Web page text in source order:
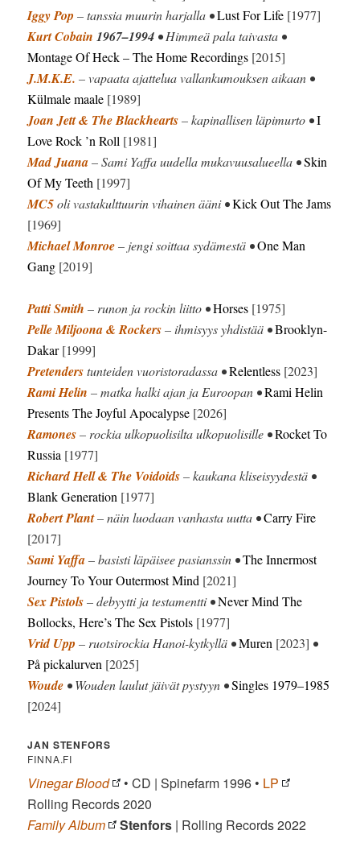
Iggy Pop – tanssia muurin harjalla •Lust For Life [1977]
Kurt Cobain 1967–1994 • Himmeä pala taivasta •
Montage Of Heck– The Home Recordings [2015]
J.M.K.E. – vapaata ajattelua vallankumouksen aikaan •
Külmale maale [1989]
Joan Jett & The Blackhearts– kapinallisen läpimurto •I
Love Rock ’n Roll [1981]
Mad Juana– Sami Yaffa uudella mukavuusalueella •Skin
Of My Teeth [1997]
MC5oli vastakulttuurin vihainen ääni •Kick Out The Jams
[1969]
Michael Monroe– jengi soittaa sydämestä •One Man
Gang [2019]
Patti Smith – runon ja rockin liitto •Horses [1975]
Pelle Miljoona & Rockers– ihmisyys yhdistää •Brooklyn-
Dakar[1999]
Pretenderstunteiden vuoristoradassa •Relentless [2023]
Rami Helin – matka halki ajan ja Euroopan •Rami Helin
Presents The Joyful Apocalypse [2026]
Ramones– rockia ulkopuolisilta ulkopuolisille •Rocket To
Russia [1977]
Richard Hell & The Voidoids– kaukana kliseisyydestä •
Blank Generation [1977]
Robert Plant– näin luodaan vanhasta uutta •Carry Fire
[2017]
Sami Yaffa– basisti läpäisee pasianssin •The Innermost
Journey To Your Outermost Mind [2021]
Sex Pistols– debyytti ja testamentti •Never Mind The
Bollocks, Here’s The Sex Pistols [1977]
Vrid Upp – ruotsirockia Hanoi-kytkyllä •Muren [2023] •
På pickalurven [2025]
Woude • Wouden laulut jäivät pystyyn •Singles 1979–1985
[2024]
JAN STENFORS
FINNA.FI
Vinegar Blood • CD | Spinefarm 1996 • LP
Rolling Records 2020
Family Album
Stenfors | Rolling Records 2022